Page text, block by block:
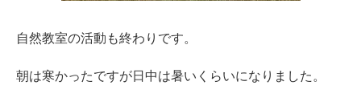
自然教室の活動も終わりです。
朝は寒かったですが日中は暑いくらいになりました。